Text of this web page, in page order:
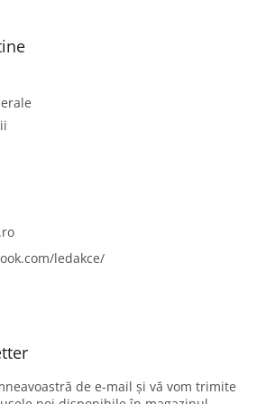
ledakce/
de e-mail şi vă vom trimite